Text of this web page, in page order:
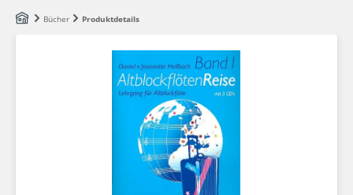
Zum Hauptinhalt springen
Bücher Produktdetails